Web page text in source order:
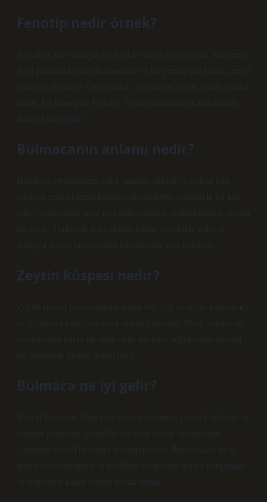
Fenotip nedir örnek?
Fenotipik bir özelliğin bir başka örneği saç rengidir. Saç rengi,
ilgili genlerin kontrolü altındadır ve bu genler tam bir saç rengi
genotipi oluşturur. Öte yandan, gerçek saç rengi, gördüğümüz
kısım, bir fenotiptir. Fenotip, bir organizmanın karakteristik
fiziksel özelliğidir.
Bulmacanın anlamı nedir?
Bulmaca; oyuncuların zekâ, mantık, dikkat ve hafıza gibi
zihinsel yeteneklerini kullanarak çözdüğü; genellikle bir kişi
için, yazılı, sözlü veya mekanik formatta problemlerden oluşan
bir oyun. Türkçede zekâ oyunu terimi genellikle zekâ ve
mantığa dayalı bulmacaları tanımlamak için kullanılır.
Zeytin küspesi nedir?
Zeytin posası preslendikten sonra bile yağ içeriğini kaybetmez
ve gübre veya hayvan yemi olarak kullanılır. Posa, zeytinyağı
üretiminden kalan bir artık olup Akdeniz ülkelerinde önemli
bir biyokütle türünü temsil eder.
Bulmaca ne iyi gelir?
Sosyal beceriler. Başka bir kişiyle bulmaca çözmek işbirliği ve
iletişim gerektirir. Çocuklar bir ekip olarak bulmacaları
çözerken sosyal beceriler geliştirebilirler. Bulmacalar; ince
motor becerilerinden ve problem çözmeden hafıza gelişimine
ve özgüvene kadar birçok fayda sağlar.